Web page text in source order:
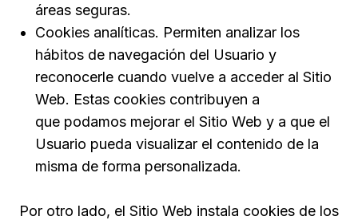
áreas seguras.
Cookies analíticas. Permiten analizar los
hábitos de navegación del Usuario y
reconocerle cuando vuelve a acceder al Sitio
Web. Estas cookies contribuyen a
que podamos mejorar el Sitio Web y a que el
Usuario pueda visualizar el contenido de la
misma de forma personalizada.
Por otro lado, el Sitio Web instala cookies de los